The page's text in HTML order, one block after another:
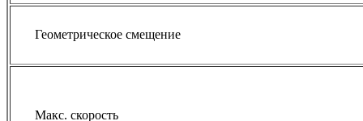
Геометрическое смещение
Макс. скорость